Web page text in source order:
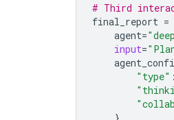
# Third
final_report =
agent=
input=
"type" :